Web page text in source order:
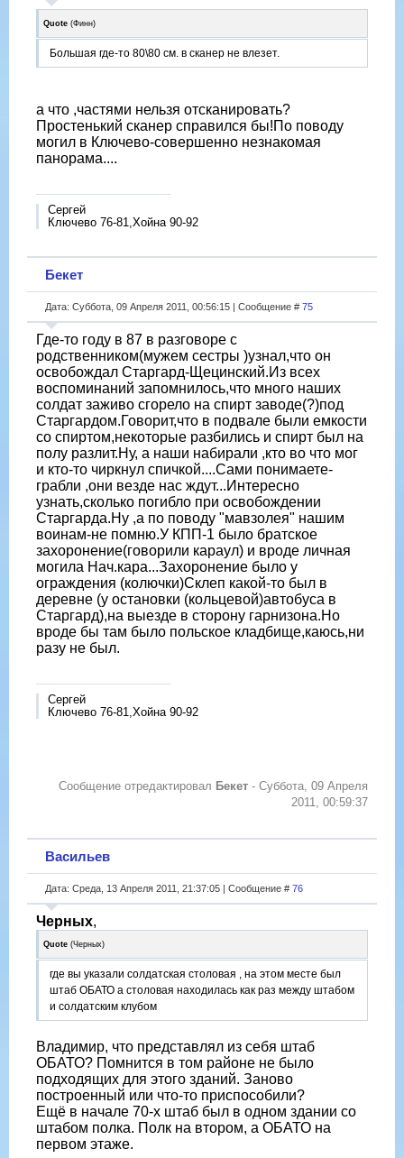
Quote (Финн)
Большая где-то 80\80 см. в сканер не влезет.
а что ,частями нельзя отсканировать?
Простенький сканер справился бы!По поводу
могил в Ключево-совершенно незнакомая
панорама....
Сергей
Ключево 76-81,Хойна 90-92
Бекет
Дата: Суббота, 09 Апреля 2011, 00:56:15 | Сообщение # 75
Где-то году в 87 в разговоре с
родственником(мужем сестры )узнал,что он
освобождал Старгард-Щецинский.Из всех
воспоминаний запомнилось,что много наших
солдат заживо сгорело на спирт заводе(?)под
Старгардом.Говорит,что в подвале были емкости
со спиртом,некоторые разбились и спирт был на
полу разлит.Ну, а наши набирали ,кто во что мог
и кто-то чиркнул спичкой....Сами понимаете-
грабли ,они везде нас ждут...Интересно
узнать,сколько погибло при освобождении
Старгарда.Ну ,а по поводу "мавзолея" нашим
воинам-не помню.У КПП-1 было братское
захоронение(говорили караул) и вроде личная
могила Нач.кара...Захоронение было у
ограждения (колючки)Склеп какой-то был в
деревне (у остановки (кольцевой)автобуса в
Старгард),на выезде в сторону гарнизона.Но
вроде бы там было польское кладбище,каюсь,ни
разу не был.
Сергей
Ключево 76-81,Хойна 90-92
Сообщение отредактировал Бекет - Суббота, 09 Апреля
2011, 00:59:37
Васильев
Дата: Среда, 13 Апреля 2011, 21:37:05 | Сообщение # 76
Черных,
Quote (Черных)
где вы указали солдатская столовая , на этом месте был
штаб ОБАТО а столовая находилась как раз между штабом
и солдатским клубом
Владимир, что представлял из себя штаб
ОБАТО? Помнится в том районе не было
подходящих для этого зданий. Заново
построенный или что-то приспособили?
Ещё в начале 70-х штаб был в одном здании со
штабом полка. Полк на втором, а ОБАТО на
первом этаже.